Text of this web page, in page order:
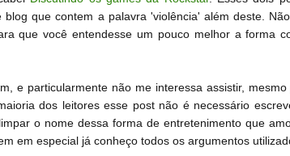
blog que contem a palavra 'violência' além deste.
que você entendesse um pouco melhor a forma
e particularmente não me interessa assistir,
dos leitores esse post não é necessário
o nome dessa forma de entretenimento que
em especial já conheço todos os argumentos